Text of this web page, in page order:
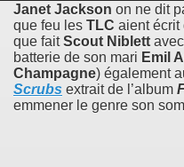
Janet Jackson on ne dit
que feu les TLC aient écrit
que faitScout Niblett
batterie de son mari Emil
Champagne) également
Scrubs extrait de l’album
emmener le genre son